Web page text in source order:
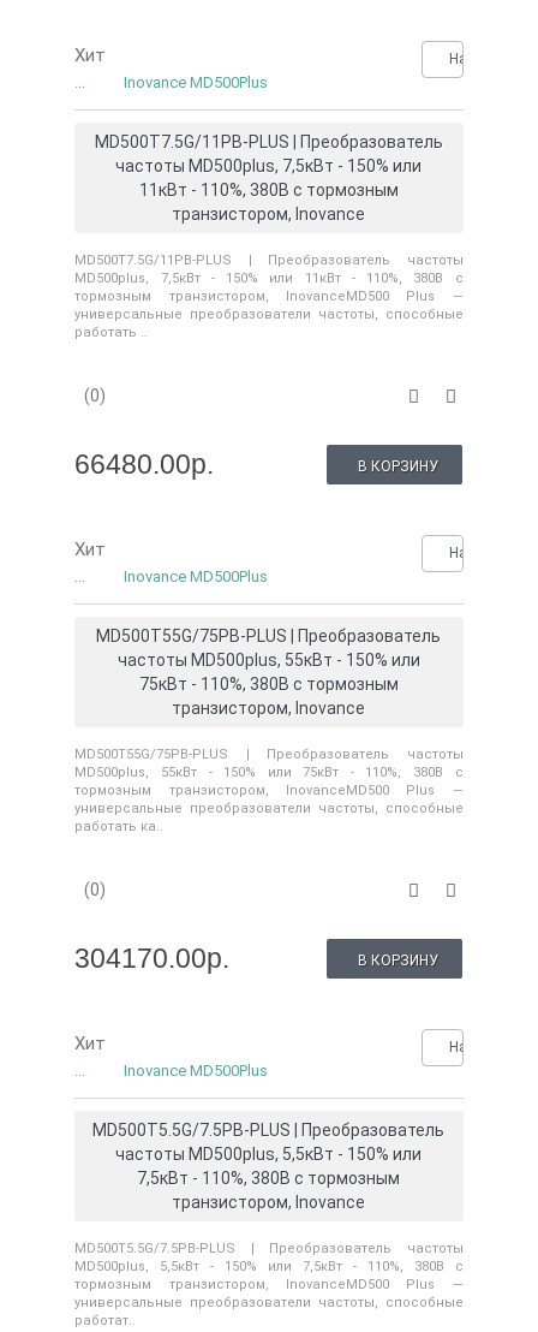
Хит Нашли
... Inovance MD500Plus
MD500T7.5G/11PB-PLUS | Преобразователь
частоты MD500plus, 7,5кВт - 150% или
11кВт - 110%, 380В с тормозным
транзистором, Inovance
MD500T7.5G/11PB-PLUS | Преобразователь частоты
MD500plus, 7,5кВт - 150% или 11кВт - 110%, 380В с
тормозным транзистором, InovanceMD500 Plus —
универсальные преобразователи частоты, способные
работать ..
(0)
66480.00р. В КОРЗИНУ
Хит Нашли
... Inovance MD500Plus
MD500T55G/75PB-PLUS | Преобразователь
частоты MD500plus, 55кВт - 150% или
75кВт - 110%, 380В с тормозным
транзистором, Inovance
MD500T55G/75PB-PLUS | Преобразователь частоты
MD500plus, 55кВт - 150% или 75кВт - 110%, 380В с
тормозным транзистором, InovanceMD500 Plus —
универсальные преобразователи частоты, способные
работать ка..
(0)
304170.00р. В КОРЗИНУ
Хит Нашли
... Inovance MD500Plus
MD500T5.5G/7.5PB-PLUS | Преобразователь
частоты MD500plus, 5,5кВт - 150% или
7,5кВт - 110%, 380В с тормозным
транзистором, Inovance
MD500T5.5G/7.5PB-PLUS | Преобразователь частоты
MD500plus, 5,5кВт - 150% или 7,5кВт - 110%, 380В с
тормозным транзистором, InovanceMD500 Plus —
универсальные преобразователи частоты, способные
работат..